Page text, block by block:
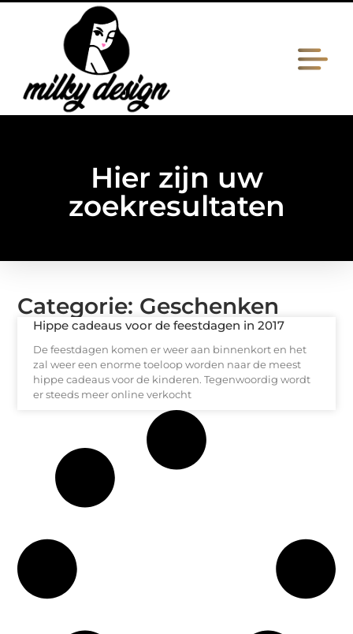
Hier zijn uw
zoekresultaten
Categorie: Geschenken
Hippe cadeaus voor de feestdagen in 2017
De feestdagen komen er weer aan binnenkort en het
zal weer een enorme toeloop worden naar de meest
hippe cadeaus voor de kinderen. Tegenwoordig wordt
er steeds meer online verkocht